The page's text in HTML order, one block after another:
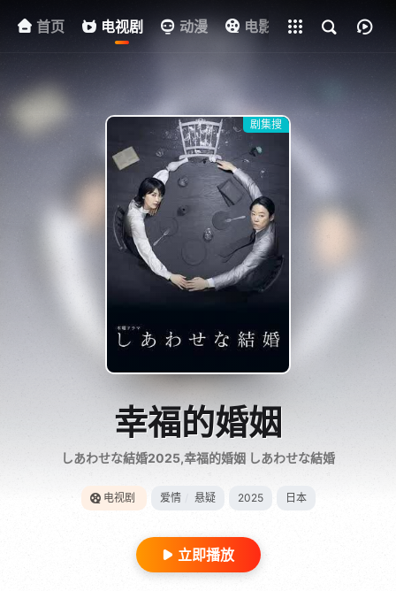
首页 电视剧 动漫 电影 其他
全部影片
剧集搜
幸福的婚姻
しあわせな結婚2025,幸福的婚姻 しあわせな結婚
电视剧 爱情 悬疑 2025 日本
立即播放